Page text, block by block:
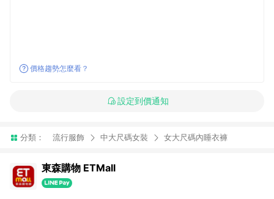
價格趨勢怎麼看？
設定到價通知
分類： 流行服飾 中大尺碼女裝 女大尺碼內睡衣褲
東森購物 ETMall